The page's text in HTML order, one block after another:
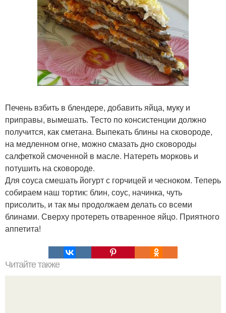
Печень взбить в блендере, добавить яйца, муку и
приправы, вымешать. Тесто по консистенции должно
получится, как сметана. Выпекать блины на сковороде,
на медленном огне, можно смазать дно сковороды
салфеткой смоченной в масле. Натереть морковь и
потушить на сковороде.
Для соуса смешать йогурт с горчицей и чесноком. Теперь
собираем наш тортик: блин, соус, начинка, чуть
присолить, и так мы продолжаем делать со всеми
блинами. Сверху протереть отваренное яйцо. Приятного
аппетита!
Читайте также